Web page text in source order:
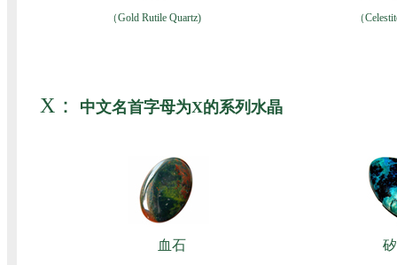
（Gold Rutile Quartz) （
X： 中文名首字母为X的系列水晶
血石